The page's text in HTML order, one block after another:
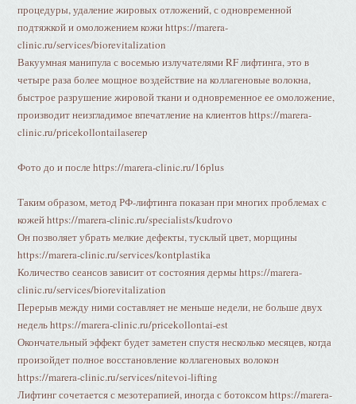
процедуры, удаление жировых отложений, с одновременной
подтяжкой и омоложением кожи https://marera-
clinic.ru/services/biorevitalization
Вакуумная манипула с восемью излучателями RF лифтинга, это в
четыре раза более мощное воздействие на коллагеновые волокна,
быстрое разрушение жировой ткани и одновременное ее омоложение,
производит неизгладимое впечатление на клиентов https://marera-
clinic.ru/pricekollontailaserep
Фото до и после https://marera-clinic.ru/16plus
Таким образом, метод РФ-лифтинга показан при многих проблемах с
кожей https://marera-clinic.ru/specialists/kudrovo
Он позволяет убрать мелкие дефекты, тусклый цвет, морщины
https://marera-clinic.ru/services/kontplastika
Количество сеансов зависит от состояния дермы https://marera-
clinic.ru/services/biorevitalization
Перерыв между ними составляет не меньше недели, не больше двух
недель https://marera-clinic.ru/pricekollontai-est
Окончательный эффект будет заметен спустя несколько месяцев, когда
произойдет полное восстановление коллагеновых волокон
https://marera-clinic.ru/services/nitevoi-lifting
Лифтинг сочетается с мезотерапией, иногда с ботоксом https://marera-